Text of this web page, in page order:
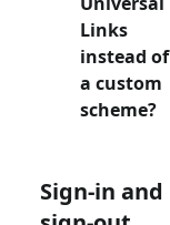
Links
instead of
a custom
scheme?
Sign-in and